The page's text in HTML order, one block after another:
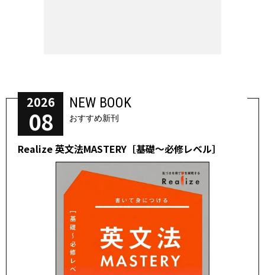
2026
08
NEW BOOK
おすすめ新刊
Realize 英文法MASTERY［基礎～必修レベル］